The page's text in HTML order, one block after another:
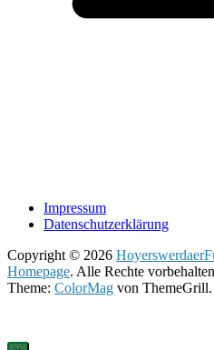
Impressum
Datenschutzerklärung
Copyright © 2026
Homepage. Alle Rechte
Theme: ColorMag von ThemeGrill.